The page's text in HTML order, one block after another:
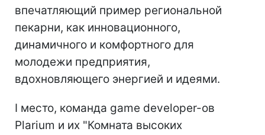
впечатляющий пример региональной
пекарни, как инновационного,
динамичного и комфортного для
молодежи предприятия,
вдохновляющего энергией и идеями.
І место, команда game developer-ов
Plarium и их "Комната высоких